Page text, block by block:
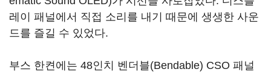
레이 패널에서 직접 소리를 내기 때문에 생생한 사운
드를 즐길 수 있었다.
부스 한켠에는 48인치 벤더블(Bendable) CSO 패널